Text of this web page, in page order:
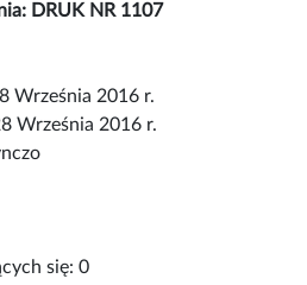
DRUK NR 1107
Września 2016 r.
Września 2016 r.
się: 0